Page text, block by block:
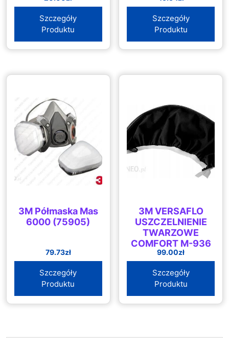
Szczegóły
Produktu
Szczegóły
Produktu
3M Półmaska Mas
6000 (75905)
79.73zł
Szczegóły
Produktu
3M VERSAFLO
USZCZELNIENIE
TWARZOWE
COMFORT M-936
99.00zł
Szczegóły
Produktu